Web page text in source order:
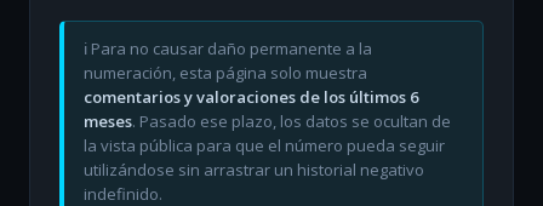
ℹ️ Para no causar daño permanente a la
numeración, esta página solo muestra
comentarios y valoraciones de los últimos 6
meses. Pasado ese plazo, los datos se ocultan de
la vista pública para que el número pueda seguir
utilizándose sin arrastrar un historial negativo
indefinido.